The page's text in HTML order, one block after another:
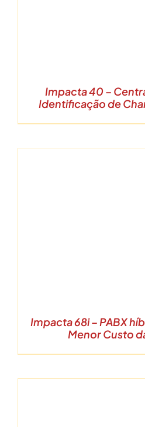
Impacta 40 –
Identificação de
Impacta 68i – PABX
Menor Custo